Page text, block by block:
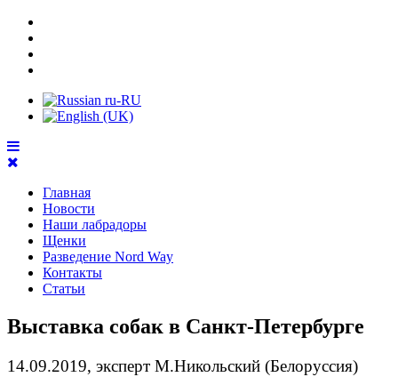
Главная
Новости
Наши лабрадоры
Щенки
Разведение Nord Way
Контакты
Статьи
Выставка собак в Санкт-Петербурге
14.09.2019, эксперт М.Никольский (Белоруссия)